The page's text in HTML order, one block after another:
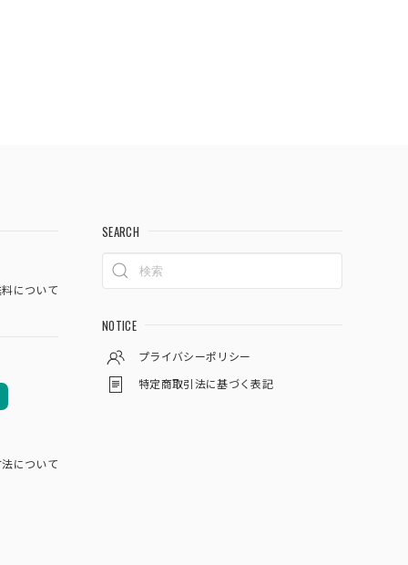
について
について
SEARCH
NOTICE
プライバシーポリシー
特定商取引法に基づく表記